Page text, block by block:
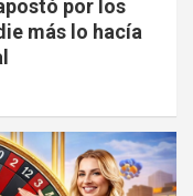
por los
más lo hacía